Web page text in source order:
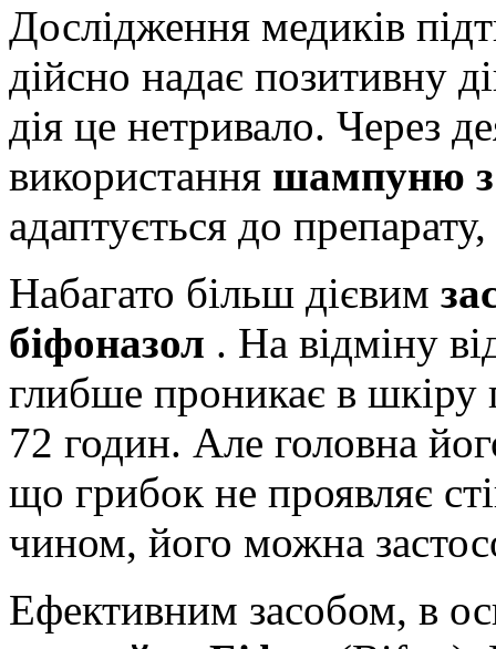
Дослідження медиків
дійсно надає позитивну
дія це нетривало. Через
використання шампуню з
адаптується до
Набагато більш дієвим
біфоназол . На відміну
глибше проникає в шкіру
72 годин. Але головна
що грибок не проявляє
чином, його можна
Ефективним засобом, в